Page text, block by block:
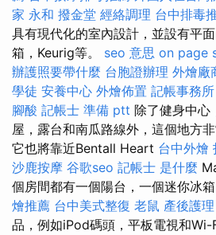
家 永和 撥金堂 經絡調理 台中排毒
具有現代化的室內設計，並設有平
箱，Keurig等。 seo 意思 on page
辦護照要帶什麼 台胞證辦理 外燴廠
學徒 安養中心 外燴佈置 記帳事務所
腳酸 記帳士 準備 ptt 除了健身中心
屋，露台和南瓜路線外，這個地方非
它也將靠近Bentall Heart 台中外燴
沙鹿按摩 谷歌seo 記帳士 是什麼
個房間都有一個陽台，一個迷你冰
燴推薦 台中美式整復 老鼠 產後護理
品，例如iPod碼頭，平板電視和Wi-